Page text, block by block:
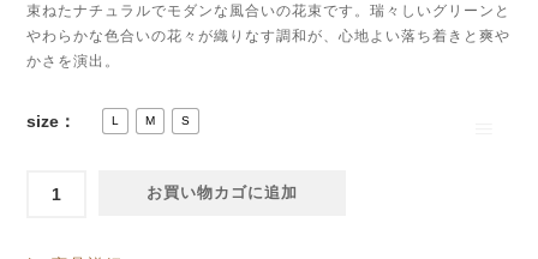
束ねたナチュラルでモダンな風合いの花束です。瑞々しいグリーンと
やわらかな色合いの花々が織りなす調和が、心地よい落ち着きと爽や
かさを演出。
size： L M S
お買い物カゴに追加